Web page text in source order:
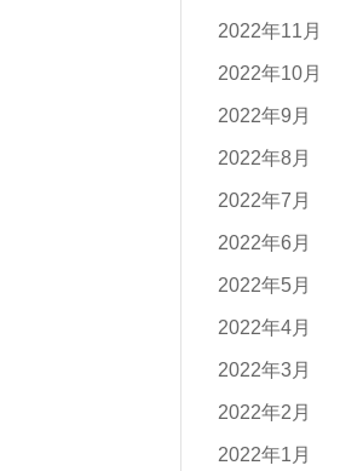
2022年11月
2022年10月
2022年9月
2022年8月
2022年7月
2022年6月
2022年5月
2022年4月
2022年3月
2022年2月
2022年1月